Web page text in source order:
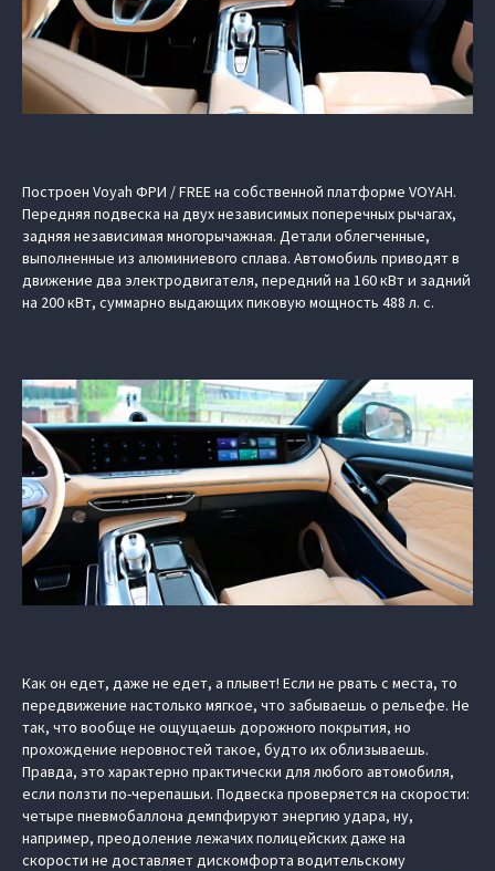
Построен Voyah ФРИ / FREE на собственной платформе VOYAH.
Передняя подвеска на двух независимых поперечных рычагах,
задняя независимая многорычажная. Детали облегченные,
выполненные из алюминиевого сплава. Автомобиль приводят в
движение два электродвигателя, передний на 160 кВт и задний
на 200 кВт, суммарно выдающих пиковую мощность 488 л. с.
Как он едет, даже не едет, а плывет! Если не рвать с места, то
передвижение настолько мягкое, что забываешь о рельефе. Не
так, что вообще не ощущаешь дорожного покрытия, но
прохождение неровностей такое, будто их облизываешь.
Правда, это характерно практически для любого автомобиля,
если ползти по-черепашьи. Подвеска проверяется на скорости:
четыре пневмобаллона демпфируют энергию удара, ну,
например, преодоление лежачих полицейских даже на
скорости не доставляет дискомфорта водительскому